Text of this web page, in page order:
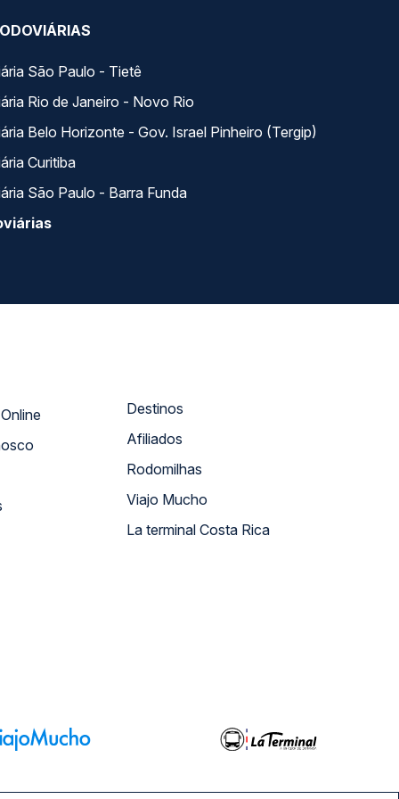
São Paulo - Tietê
Rio de Janeiro - Novo Rio
Belo Horizonte - Gov. Israel Pinheiro (Tergip)
Curitiba
São Paulo - Barra Funda
Atendimento Online
Destinos
Afiliados
Rodomilhas
Viajo Mucho
La terminal Costa Rica